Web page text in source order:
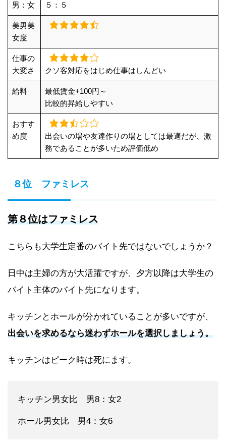
男：女 ５：５
美男美
女度
仕事の
大変さ
クソ客対応をはじめ仕事はしんどい
給料
最低賃金+100円～
比較的昇給しやすい
おすす
め度
出会いの場や友達作りの場としては最適だが、激
務であることが多いため評価低め
８位 ファミレス
第８位はファミレス
こちらも大学生定番のバイト先ではないでしょうか？
日中は主婦の方が大活躍ですが、夕方以降は大学生の
バイト主体のバイト先になります。
キッチンとホールが分かれていることが多いですが、
出会いを求めるなら迷わずホールを選択しましょう。
キッチンはピーク時は死にます。
キッチン男女比 男8：女2
ホール男女比 男4：女6